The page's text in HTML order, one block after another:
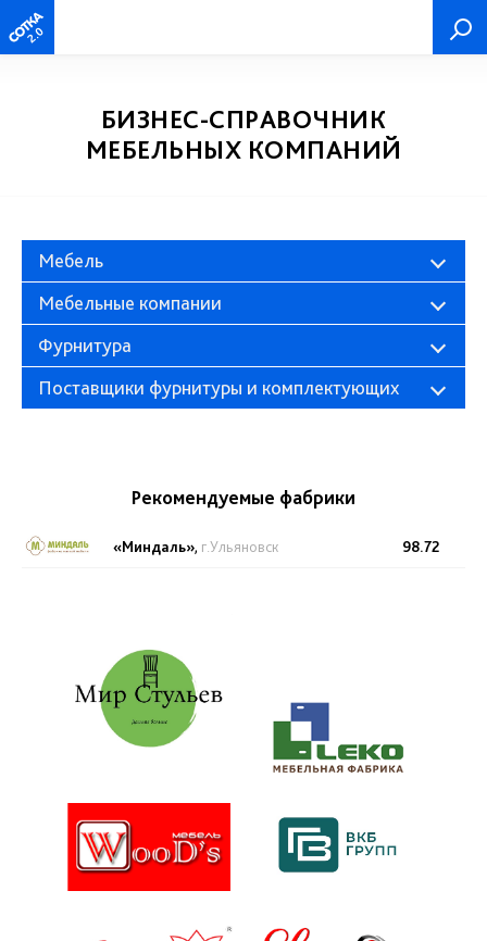
2.0
БИЗНЕС-СПРАВОЧНИК
МЕБЕЛЬНЫХ КОМПАНИЙ
Мебель
Мебельные компании
Фурнитура
Поставщики фурнитуры и комплектующих
Рекомендуемые фабрики
«Миндаль», г.Ульяновск 98.72